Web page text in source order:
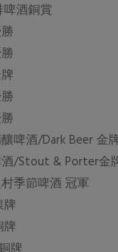
啤酒銅賞
啤酒/Dark Beer 金
/Stout & Porter金
季節啤酒 冠軍
牌
牌